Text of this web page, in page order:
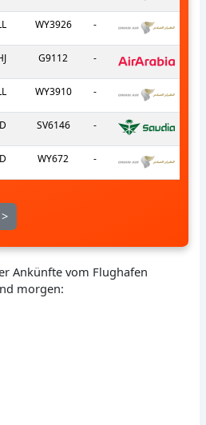
WY3926 -
G9112 -
WY3910 -
SV6146 -
WY672 -
>
Ankünfte vom Flughafen
morgen: